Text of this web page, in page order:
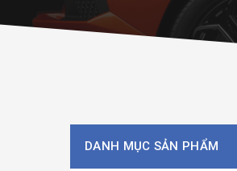
DANH MỤC SẢN PHẨM